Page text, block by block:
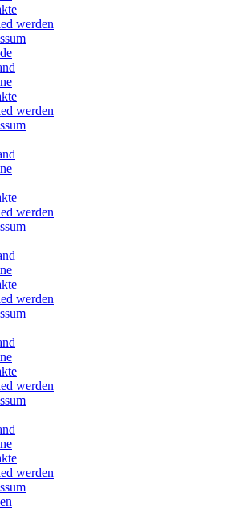
werden
werden
werden
werden
werden
werden